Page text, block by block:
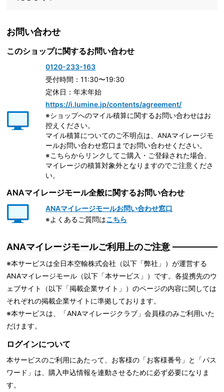
お問い合わせ
このショップに関するお問い合わせ
0120-233-163
受付時間：11:30〜19:30
定休日：年末年始
https://i.lumine.jp/contents/agreement/
※ショップへのマイル積算に関するお問い合わせはお
控えください。
マイル積算についてのご不明点は、ANAマイレージモ
ールお問い合わせ窓口までお問い合わせください。
※こちらからリンクしてご購入・ご登録された場合、
マイレージの積算対象外となりますのでご注意くださ
い。
ANAマイレージモール全般に関するお問い合わせ
ANAマイレージモールお問い合わせ窓口
※よくあるご質問はこちら
ANAマイレージモールご利用上のご注意
※本サービスは全日本空輸株式会社（以下「弊社」）が運営する
ANAマイレージモール（以下「本サービス」）です。各提携先のウ
ェブサイト（以下「掲載企業サイト」）のページの内容に関しては
それぞれの掲載企業サイトに準拠しております。
※本サービスは、「ANAマイレージクラブ」会員様のみご利用いた
だけます。
ログインについて
本サービスのご利用にあたって、お客様の「お客様番号」と「パス
ワード」は、購入申込情報を連動させるために必ず必要になりま
す。